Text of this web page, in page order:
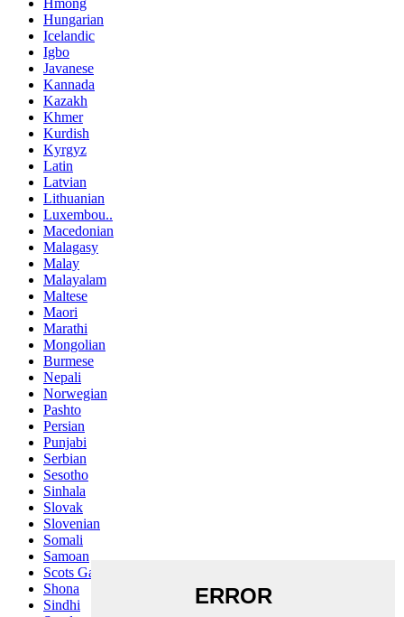
Hmong
Hungarian
Icelandic
Igbo
Javanese
Kannada
Kazakh
Khmer
Kurdish
Kyrgyz
Latin
Latvian
Lithuanian
Luxembou..
Macedonian
Malagasy
Malay
Malayalam
Maltese
Maori
Marathi
Mongolian
Burmese
Nepali
Norwegian
Pashto
Persian
Punjabi
Serbian
Sesotho
Sinhala
Slovak
Slovenian
Somali
Samoan
Scots Gaelic
Shona
Sindhi